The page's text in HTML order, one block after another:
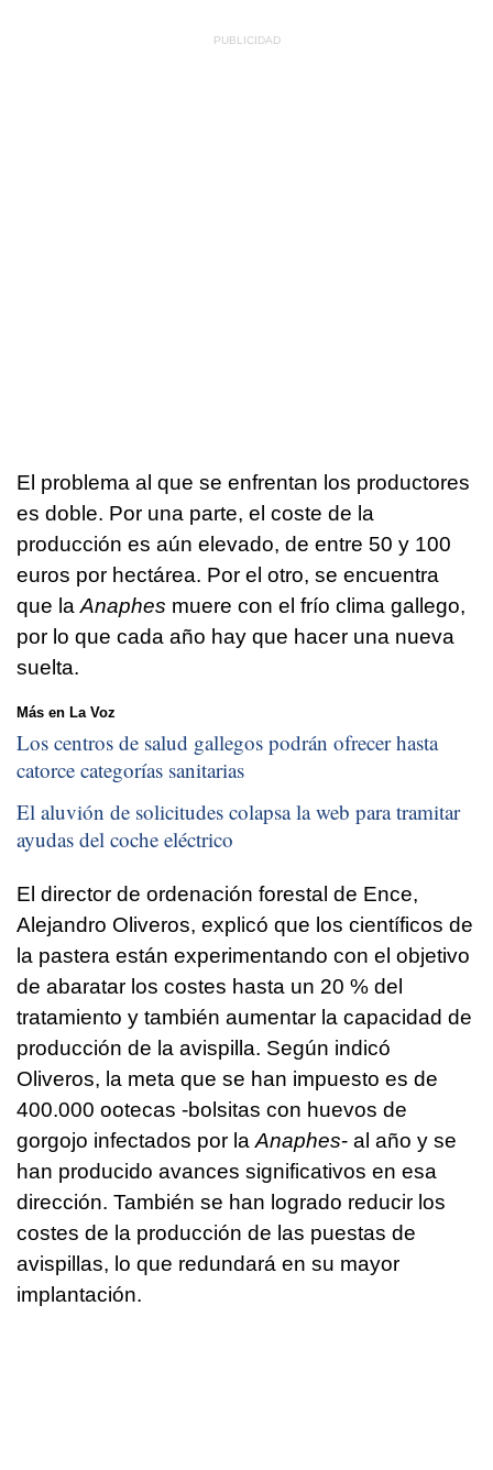
El problema al que se enfrentan los productores
es doble. Por una parte, el coste de la
producción es aún elevado, de entre 50 y 100
euros por hectárea. Por el otro, se encuentra
que la Anaphes muere con el frío clima gallego,
por lo que cada año hay que hacer una nueva
suelta.
Más en La Voz
Los centros de salud gallegos podrán ofrecer hasta
catorce categorías sanitarias
El aluvión de solicitudes colapsa la web para tramitar
ayudas del coche eléctrico
El director de ordenación forestal de Ence,
Alejandro Oliveros, explicó que los científicos de
la pastera están experimentando con el objetivo
de abaratar los costes hasta un 20 % del
tratamiento y también aumentar la capacidad de
producción de la avispilla. Según indicó
Oliveros, la meta que se han impuesto es de
400.000 ootecas -bolsitas con huevos de
gorgojo infectados por la Anaphes- al año y se
han producido avances significativos en esa
dirección. También se han logrado reducir los
costes de la producción de las puestas de
avispillas, lo que redundará en su mayor
implantación.